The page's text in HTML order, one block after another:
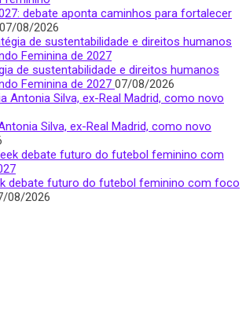
debate aponta caminhos para fortalecer
07/08/2026
de sustentabilidade e direitos humanos
Feminina de 2027 07/08/2026
Silva, ex-Real Madrid, como novo
debate futuro do futebol feminino com foco
08/2026